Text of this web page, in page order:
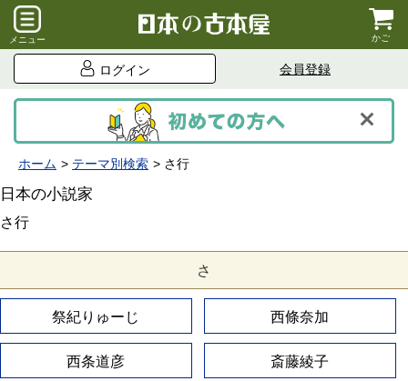
メニュー かご
ログイン 会員登録
ホーム テーマ別検索 さ行
日本の小説家
さ行
さ
祭紀りゅーじ 西條奈加
西条道彦 斎藤綾子